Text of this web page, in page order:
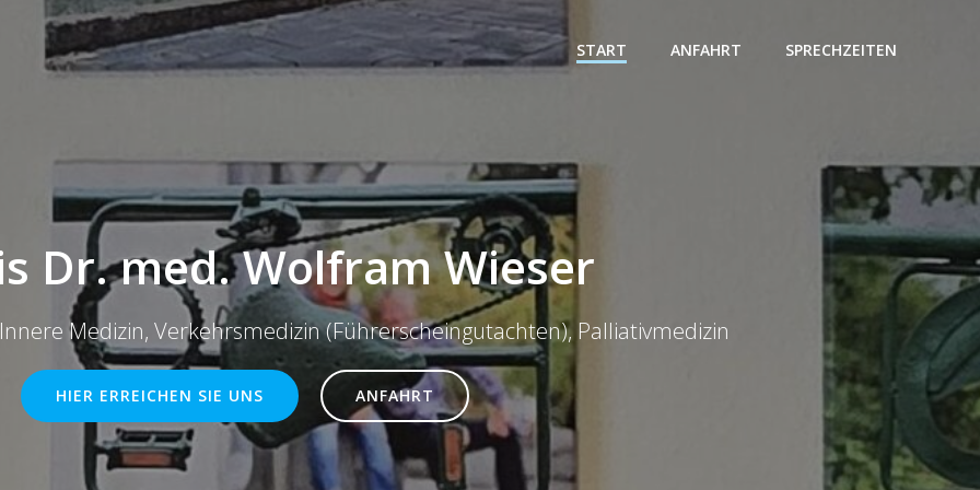
START ANFAHRT SPRECHZEITEN
Dr. med. Wolfram Wieser
Medizin, Verkehrsmedizin (Führerscheingutachten), Palliativmedizin
HIER ERREICHEN SIE UNS ANFAHRT